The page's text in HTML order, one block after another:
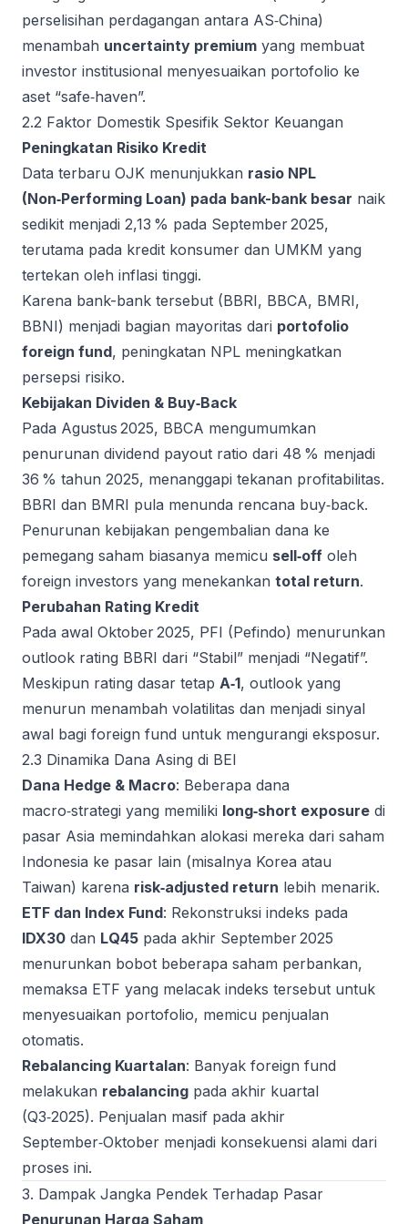
perselisihan perdagangan antara AS‑China)
menambah uncertainty premium yang membuat
investor institusional menyesuaikan portofolio ke
aset “safe‑haven”.
2.2 Faktor Domestik Spesifik Sektor Keuangan
Peningkatan Risiko Kredit
Data terbaru OJK menunjukkan rasio NPL
(Non‑Performing Loan) pada bank-bank besar naik
sedikit menjadi 2,13 % pada September 2025,
terutama pada kredit konsumer dan UMKM yang
tertekan oleh inflasi tinggi.
Karena bank-bank tersebut (BBRI, BBCA, BMRI,
BBNI) menjadi bagian mayoritas dari portofolio
foreign fund, peningkatan NPL meningkatkan
persepsi risiko.
Kebijakan Dividen & Buy‑Back
Pada Agustus 2025, BBCA mengumumkan
penurunan dividend payout ratio dari 48 % menjadi
36 % tahun 2025, menanggapi tekanan profitabilitas.
BBRI dan BMRI pula menunda rencana buy‑back.
Penurunan kebijakan pengembalian dana ke
pemegang saham biasanya memicu sell‑off oleh
foreign investors yang menekankan total return.
Perubahan Rating Kredit
Pada awal Oktober 2025, PFI (Pefindo) menurunkan
outlook rating BBRI dari “Stabil” menjadi “Negatif”.
Meskipun rating dasar tetap A‑1, outlook yang
menurun menambah volatilitas dan menjadi sinyal
awal bagi foreign fund untuk mengurangi eksposur.
2.3 Dinamika Dana Asing di BEI
Dana Hedge & Macro: Beberapa dana
macro‑strategi yang memiliki long‑short exposure di
pasar Asia memindahkan alokasi mereka dari saham
Indonesia ke pasar lain (misalnya Korea atau
Taiwan) karena risk‑adjusted return lebih menarik.
ETF dan Index Fund: Rekonstruksi indeks pada
IDX30 dan LQ45 pada akhir September 2025
menurunkan bobot beberapa saham perbankan,
memaksa ETF yang melacak indeks tersebut untuk
menyesuaikan portofolio, memicu penjualan
otomatis.
Rebalancing Kuartalan: Banyak foreign fund
melakukan rebalancing pada akhir kuartal
(Q3‑2025). Penjualan masif pada akhir
September‑Oktober menjadi konsekuensi alami dari
proses ini.
3. Dampak Jangka Pendek Terhadap Pasar
Penurunan Harga Saham